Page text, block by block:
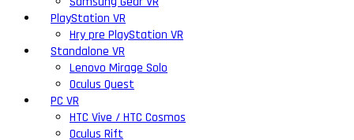
PlayStation VR
Hry pre PlayStation VR
Standalone VR
Lenovo Mirage Solo
Oculus Quest
PC VR
HTC Vive / HTC Cosmos
Oculus Rift